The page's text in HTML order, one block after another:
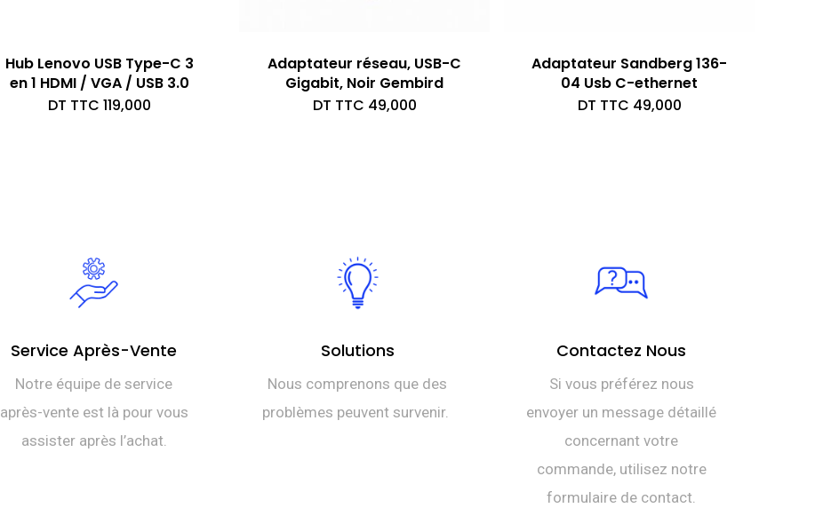
Hub Lenovo USB Type-C 3
en 1 HDMI / VGA / USB 3.0
DT TTC 119,000
Adaptateur réseau, USB-C
Gigabit, Noir Gembird
DT TTC 49,000
Adaptateur Sandberg 136-
04 Usb C-ethernet
DT TTC 49,000
Service Après-Vente
Notre équipe de service
après-vente est là pour vous
assister après l’achat.
Solutions
Nous comprenons que des
problèmes peuvent survenir.
Contactez Nous
Si vous préférez nous
envoyer un message détaillé
concernant votre
commande, utilisez notre
formulaire de contact.